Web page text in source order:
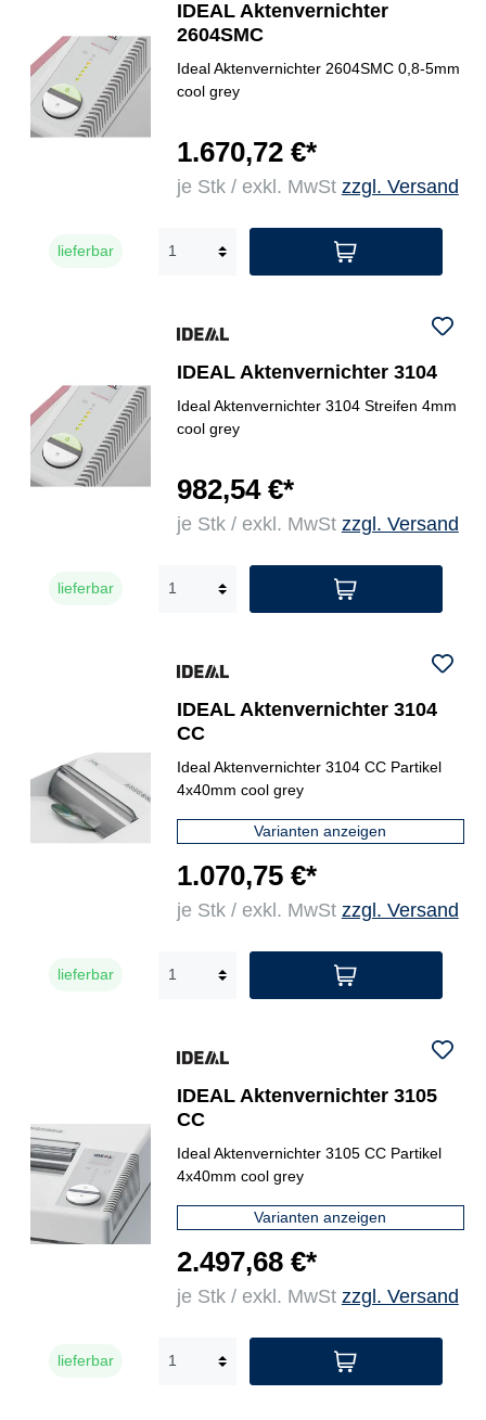
IDEAL Aktenvernichter
2604SMC
Ideal Aktenvernichter 2604SMC 0,8-5mm
cool grey
1.670,72 €*
je Stk / exkl. MwSt zzgl. Versand
lieferbar
IDEAL Aktenvernichter 3104
Ideal Aktenvernichter 3104 Streifen 4mm
cool grey
982,54 €*
je Stk / exkl. MwSt zzgl. Versand
lieferbar
IDEAL Aktenvernichter 3104
CC
Ideal Aktenvernichter 3104 CC Partikel
4x40mm cool grey
Varianten anzeigen
1.070,75 €*
je Stk / exkl. MwSt zzgl. Versand
lieferbar
IDEAL Aktenvernichter 3105
CC
Ideal Aktenvernichter 3105 CC Partikel
4x40mm cool grey
Varianten anzeigen
2.497,68 €*
je Stk / exkl. MwSt zzgl. Versand
lieferbar